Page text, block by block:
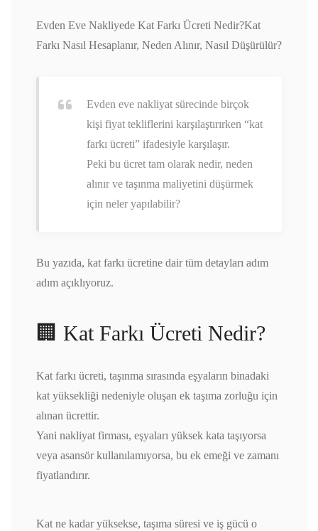
Evden Eve Nakliyede Kat Farkı Ücreti Nedir?Kat
Farkı Nasıl Hesaplanır, Neden Alınır, Nasıl Düşürülür?
Evden eve nakliyat sürecinde birçok
kişi fiyat tekliflerini karşılaştırırken “kat
farkı ücreti” ifadesiyle karşılaşır.
Peki bu ücret tam olarak nedir, neden
alınır ve taşınma maliyetini düşürmek
için neler yapılabilir?
Bu yazıda, kat farkı ücretine dair tüm detayları adım
adım açıklıyoruz.
🏢 Kat Farkı Ücreti Nedir?
Kat farkı ücreti, taşınma sırasında eşyaların binadaki
kat yüksekliği nedeniyle oluşan ek taşıma zorluğu için
alınan ücrettir.
Yani nakliyat firması, eşyaları yüksek kata taşıyorsa
veya asansör kullanılamıyorsa, bu ek emeği ve zamanı
fiyatlandırır.
Kat ne kadar yüksekse, taşıma süresi ve iş gücü o